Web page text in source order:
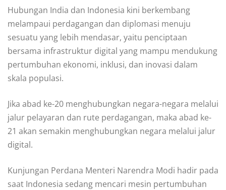
Hubungan India dan Indonesia kini berkembang
melampaui perdagangan dan diplomasi menuju
sesuatu yang lebih mendasar, yaitu penciptaan
bersama infrastruktur digital yang mampu mendukung
pertumbuhan ekonomi, inklusi, dan inovasi dalam
skala populasi.
Jika abad ke-20 menghubungkan negara-negara melalui
jalur pelayaran dan rute perdagangan, maka abad ke-
21 akan semakin menghubungkan negara melalui jalur
digital.
Kunjungan Perdana Menteri Narendra Modi hadir pada
saat Indonesia sedang mencari mesin pertumbuhan